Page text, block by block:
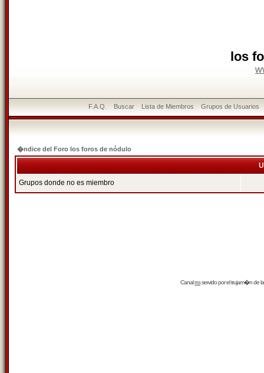
los
F.A.Q. Buscar Lista de Miembros Grupos de Usuarios
�ndice del Foro los foros de nódulo
Grupos donde no es miembro
Canalrssservido por eltrujam�nde